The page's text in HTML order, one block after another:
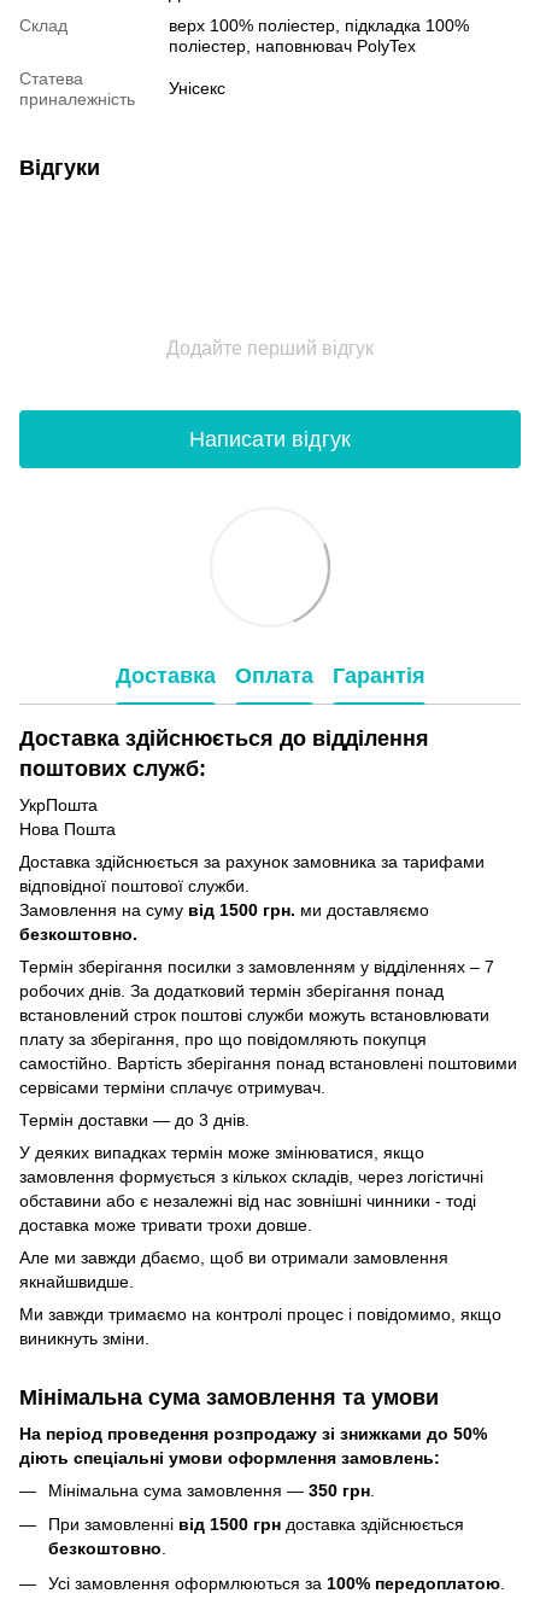
Склад
верх 100% поліестер, пiдкладка 100%
поліестер, наповнювач PolyTex
Статева
приналежність
Унісекс
Відгуки
Додайте перший відгук
Написати відгук
Доставка Оплата Гарантія
Доставка здійснюється до відділення
поштових служб:
УкрПошта
Нова Пошта
Доставка здійснюється за рахунок замовника за тарифами
відповідної поштової служби.
Замовлення на суму від 1500 грн. ми доставляємо
безкоштовно.
Термін зберігання посилки з замовленням у відділеннях – 7
робочих днів. За додатковий термін зберігання понад
встановлений строк поштові служби можуть встановлювати
плату за зберігання, про що повідомляють покупця
самостійно. Вартість зберігання понад вcтановлені поштовими
сервісами терміни сплачує отримувач.
Термін доставки — до 3 днів.
У деяких випадках термін може змінюватися, якщо
замовлення формується з кількох складів, через логістичні
обставини або є незалежні від нас зовнішні чинники - тоді
доставка може тривати трохи довше.
Але ми завжди дбаємо, щоб ви отримали замовлення
якнайшвидше.
Ми завжди тримаємо на контролі процес і повідомимо, якщо
виникнуть зміни.
Мінімальна сума замовлення та умови
На період проведення розпродажу зі знижками до 50%
діють спеціальні умови оформлення замовлень:
Мінімальна сума замовлення — 350 грн
При замовленні від 1500 грн доставка здійснюється
безкоштовно.
Усі замовлення оформлюються за 100% передоплатою